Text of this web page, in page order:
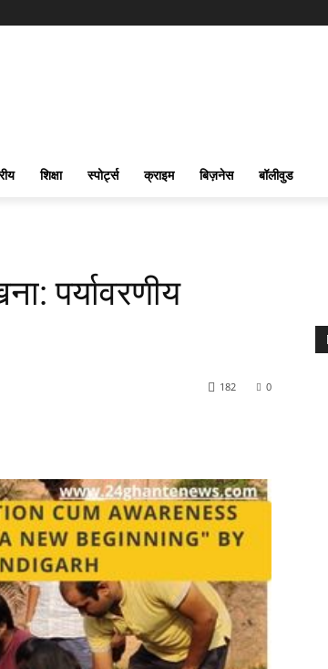
शिक्षा स्पोर्ट्स क्राइम बिज़नेस बॉलीवुड
पर्यावरणीय
0
182